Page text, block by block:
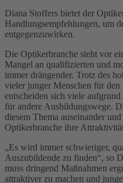
Diana Stoffers bietet der
Handlungsempfehlungen, um
entgegenzuwirken.
Die Optikerbranche steht vor
Mangel an qualifizierten und
immer drängender. Trotz des
vieler junger Menschen für
entscheiden sich viele
für andere Ausbildungswege.
diesem Thema auseinander
Optikerbranche ihre
„Es wird immer schwieriger,
Auszubildende zu finden“, so
muss dringend Maßnahmen
attraktiver zu machen und